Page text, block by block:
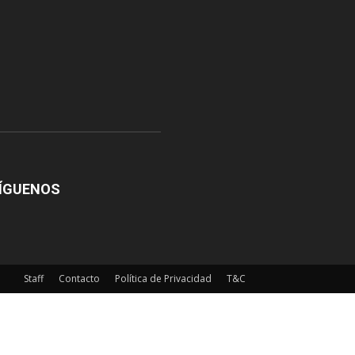
Staff Contacto Política de Privacidad T&C